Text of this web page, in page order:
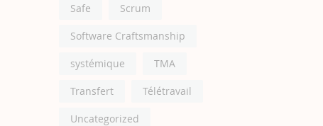
Safe Scrum
Software Craftsmanship
systémique TMA
Transfert Télétravail
Uncategorized